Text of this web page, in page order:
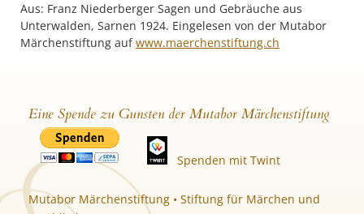
Aus: Franz Niederberger Sagen und Gebräuche aus
Unterwalden, Sarnen 1924. Eingelesen von der Mutabor
Märchenstiftung aufwww.maerchenstiftung.ch
Eine Spende zu Gunsten der Mutabor Märchenstiftung
Spenden mit Twint
Mutabor Märchenstiftung • Stiftung für Märchen und